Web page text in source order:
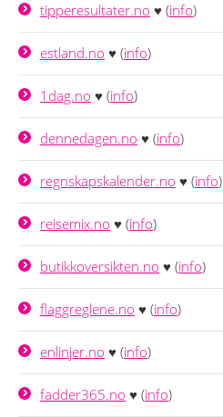
tipperesultater.no ♥ (info)
estland.no ♥ (info)
1dag.no ♥ (info)
dennedagen.no ♥ (info)
regnskapskalender.no ♥ (info)
reisemix.no ♥ (info)
butikkoversikten.no ♥ (info)
flaggreglene.no ♥ (info)
enlinjer.no ♥ (info)
fadder365.no ♥ (info)